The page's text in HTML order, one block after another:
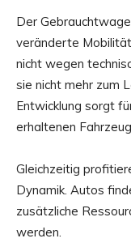
Der
veränderte
nicht wegen
sie nicht mehr zum
Entwicklung sorgt
erhaltenen
Gleichzeitig
Dynamik. Autos
zusätzliche
werden.